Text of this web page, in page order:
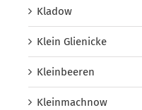
Kladow
Klein Glienicke
Kleinbeeren
Kleinmachnow